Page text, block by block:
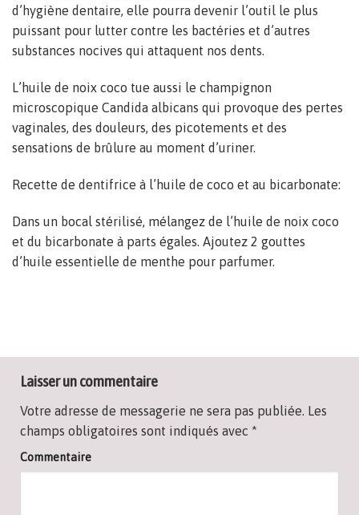
d’hygiène dentaire, elle pourra devenir l’outil le plus
puissant pour lutter contre les bactéries et d’autres
substances nocives qui attaquent nos dents.
L’huile de noix coco tue aussi le champignon
microscopique Candida albicans qui provoque des pertes
vaginales, des douleurs, des picotements et des
sensations de brûlure au moment d’uriner.
Recette de dentifrice à l’huile de coco et au bicarbonate:
Dans un bocal stérilisé, mélangez de l’huile de noix coco
et du bicarbonate à parts égales. Ajoutez 2 gouttes
d’huile essentielle de menthe pour parfumer.
Laisser un commentaire
Votre adresse de messagerie ne sera pas publiée. Les
champs obligatoires sont indiqués avec *
Commentaire